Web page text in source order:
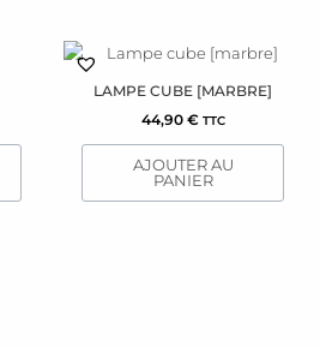
LAMPE CUBE [MARBRE]
44,90 € TTC
AJOUTER AU
PANIER